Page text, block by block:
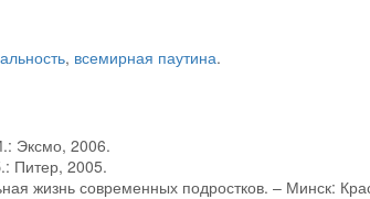
, всемирная паутина.
Эксмо, 2006.
Питер, 2005.
жизнь современных подростков. – Минск: